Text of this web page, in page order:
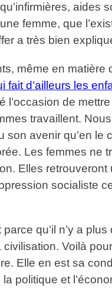
aides
femme, que
a très bien
même en matière
fait d’ailleurs les
de
travaillent.
avenir qu’en le
Les femmes ne
Elles
socialiste
qu’il n’y a plus
Voilà
Elle en est sa
politique et